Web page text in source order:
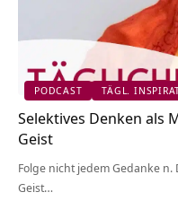
PODCAST TÄGL.
Selektives Denken als
Geist
Folge nicht jedem Gedanke
Geist…